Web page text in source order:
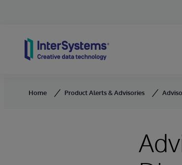
Home Product Alerts & Advisories